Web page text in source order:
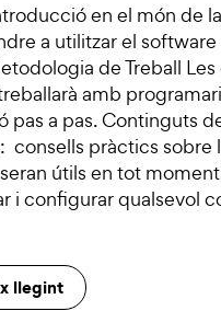
en el món de
a utilitzar el
de Treball
amb
pas a pas. Continguts
consells pràctics sobre
útils en tot
i configurar qualsevol
llegint